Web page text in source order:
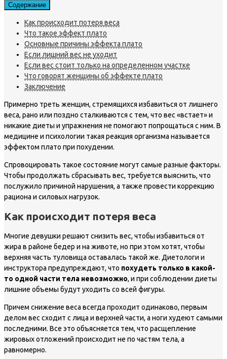
Содержание
Как происходит потеря веса
Что такое эффект плато
Основные причины эффекта плато
Если лишний вес не уходит
Если вес стоит только на определенном участке
Что говорят женщины об эффекте плато
Заключение
Примерно треть женщин, стремящихся избавиться от лишнего
веса, рано или поздно сталкиваются с тем, что вес «встает» и
никакие диеты и упражнения не помогают попрощаться с ним. В
медицине и психологии такая реакция организма называется
эффектом плато при похудении.
Спровоцировать такое состояние могут самые разные факторы.
Чтобы продолжать сбрасывать вес, требуется выяснить, что
послужило причиной нарушения, а также провести коррекцию
рациона и силовых нагрузок.
Как происходит потеря веса
Многие девушки решают снизить вес, чтобы избавиться от
жира в районе бедер и на животе, но при этом хотят, чтобы
верхняя часть туловища оставалась такой же. Диетологи и
инструктора предупреждают, что похудеть только в какой-
то одной части тела невозможно, и при соблюдении диеты
лишние объемы будут уходить со всей фигуры.
Причем снижение веса всегда проходит одинаково, первым
делом вес сходит с лица и верхней части, а ноги худеют самыми
последними. Все это объясняется тем, что расщепление
жировых отложений происходит не по частям тела, а
равномерно.